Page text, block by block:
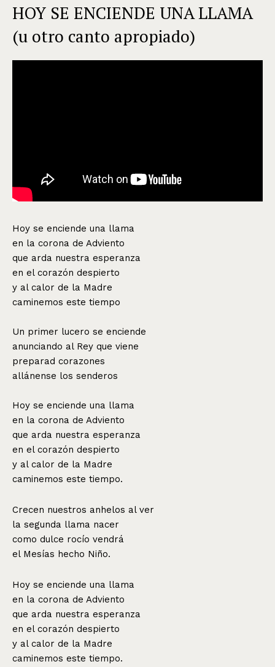
HOY SE ENCIENDE UNA LLAMA
(u otro canto apropiado)
Hoy se enciende una llama
en la corona de Adviento
que arda nuestra esperanza
en el corazón despierto
y al calor de la Madre
caminemos este tiempo
Un primer lucero se enciende
anunciando al Rey que viene
preparad corazones
allánense los senderos
Hoy se enciende una llama
en la corona de Adviento
que arda nuestra esperanza
en el corazón despierto
y al calor de la Madre
caminemos este tiempo.
Crecen nuestros anhelos al ver
la segunda llama nacer
como dulce rocío vendrá
el Mesías hecho Niño.
Hoy se enciende una llama
en la corona de Adviento
que arda nuestra esperanza
en el corazón despierto
y al calor de la Madre
caminemos este tiempo.